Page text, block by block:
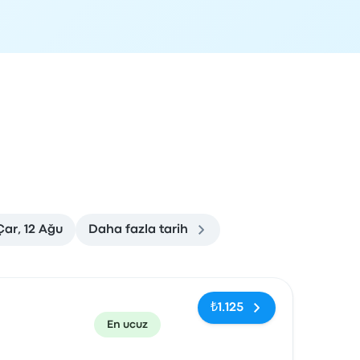
12 Ağu Daha fazla tarih
En ucuz
₺1.125